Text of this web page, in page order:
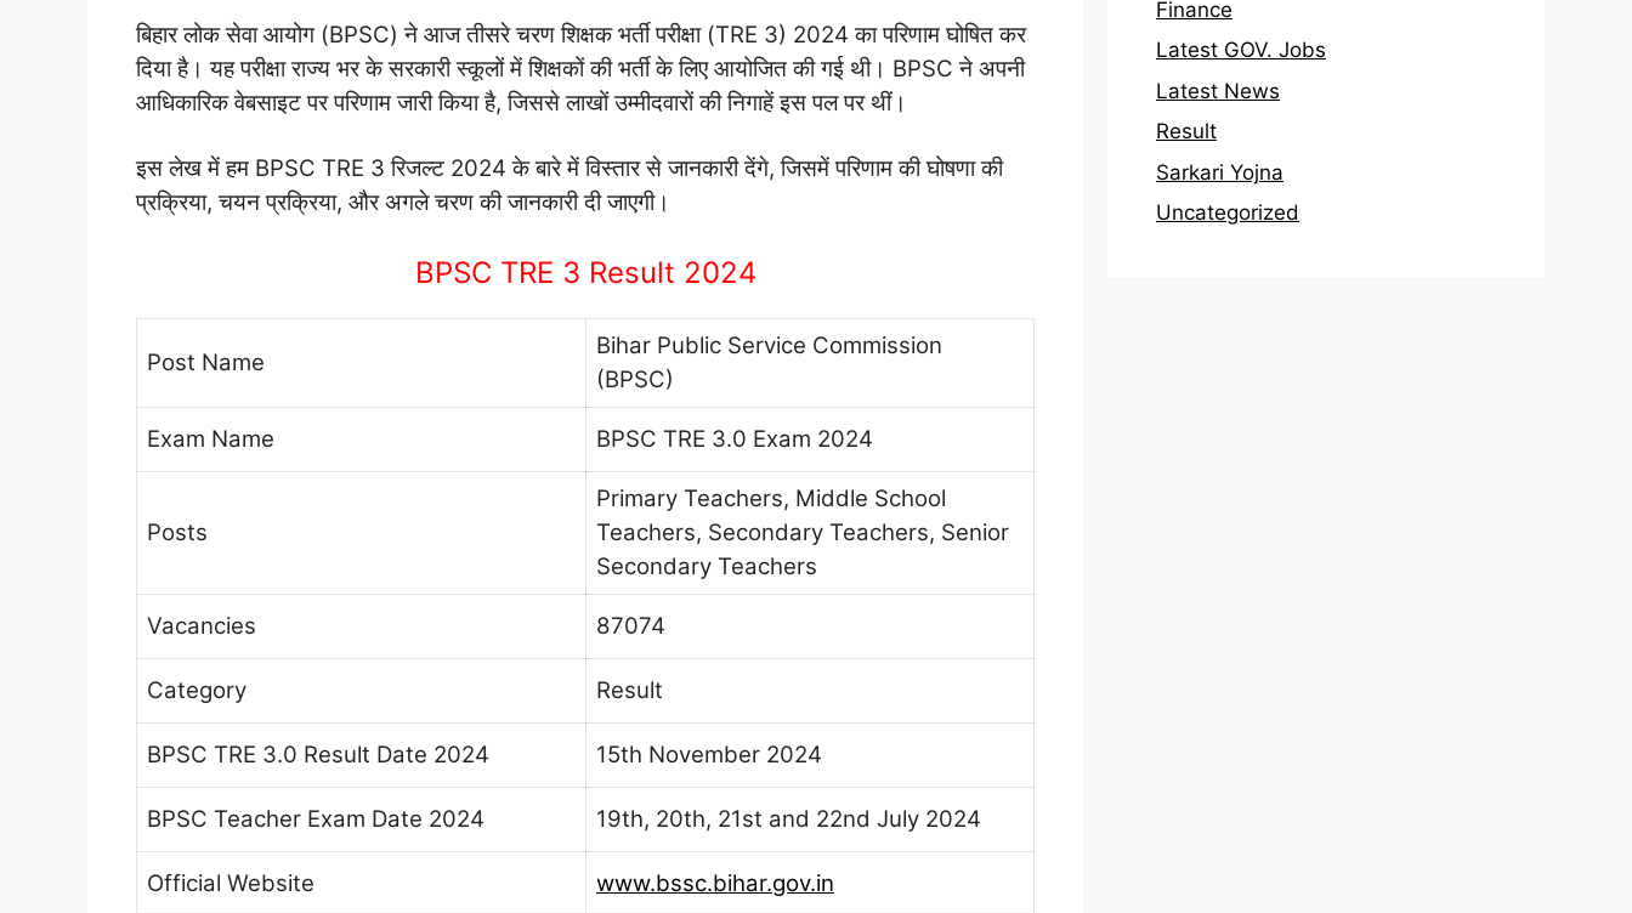
बिहार लोक सेवा आयोग (BPSC) ने आज तीसरे चरण शिक्षक भर्ती परीक्षा (TRE 3) 2024 का परिणाम घोषित कर
दिया है। यह परीक्षा राज्य भर के सरकारी स्कूलों में शिक्षकों की भर्ती के लिए आयोजित की गई थी। BPSC ने अपनी
आधिकारिक वेबसाइट पर परिणाम जारी किया है, जिससे लाखों उम्मीदवारों की निगाहें इस पल पर थीं।
इस लेख में हम BPSC TRE 3 रिजल्ट 2024 के बारे में विस्तार से जानकारी देंगे, जिसमें परिणाम की घोषणा की
प्रक्रिया, चयन प्रक्रिया, और अगले चरण की जानकारी दी जाएगी।
BPSC TRE 3 Result 2024
Post Name
Bihar Public Service Commission
(BPSC)
Exam Name BPSC TRE 3.0 Exam 2024
Posts
Primary Teachers, Middle School
Teachers, Secondary Teachers, Senior
Secondary Teachers
Vacancies 87074
Category Result
BPSC TRE 3.0 Result Date 2024 15th November 2024
BPSC Teacher Exam Date 2024 19th, 20th, 21st and 22nd July 2024
Official Website www.bssc.bihar.gov.in
Finance
Latest GOV. Jobs
Latest News
Result
Sarkari Yojna
Uncategorized